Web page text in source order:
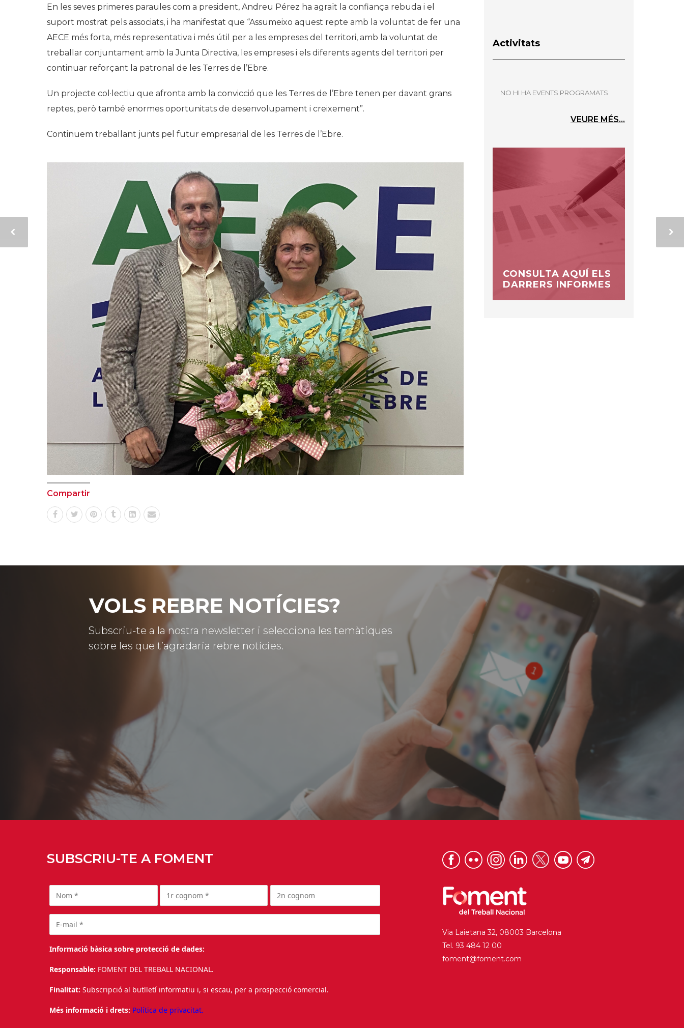
En les seves primeres paraules com a president, Andreu Pérez ha agraït la confiança rebuda i el
suport mostrat pels associats, i ha manifestat que “Assumeixo aquest repte amb la voluntat de fer una
AECE més forta, més representativa i més útil per a les empreses del territori, amb la voluntat de
treballar conjuntament amb la Junta Directiva, les empreses i els diferents agents del territori per
continuar reforçant la patronal de les Terres de l’Ebre.
Un projecte col·lectiu que afronta amb la convicció que les Terres de l’Ebre tenen per davant grans
reptes, però també enormes oportunitats de desenvolupament i creixement”.
Continuem treballant junts pel futur empresarial de les Terres de l’Ebre.
Compartir
Activitats
NO HI HA EVENTS PROGRAMATS
VEURE MÉS...
CONSULTA AQUÍ ELS
DARRERS INFORMES
VOLS REBRE NOTÍCIES?
Subscriu-te a la nostra newsletter i selecciona les temàtiques
sobre les que t’agradaria rebre notícies.
SUBSCRIU-TE A FOMENT
Informació bàsica sobre protecció de dades:
Responsable: FOMENT DEL TREBALL NACIONAL.
Finalitat: Subscripció al butlletí informatiu i, si escau, per a prospecció comercial.
Més informació i drets: Política de privacitat.
Via Laietana 32, 08003 Barcelona
Tel. 93 484 12 00
foment@foment.com